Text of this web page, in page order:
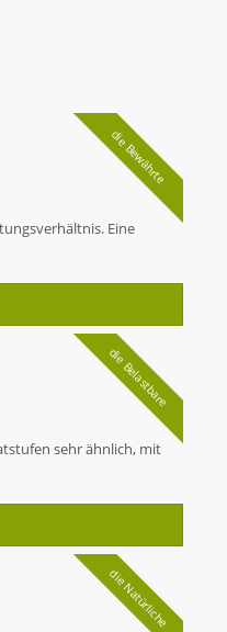
die Bewährte
Eine
die Belastbare
sehr ähnlich, mit
die Natürliche